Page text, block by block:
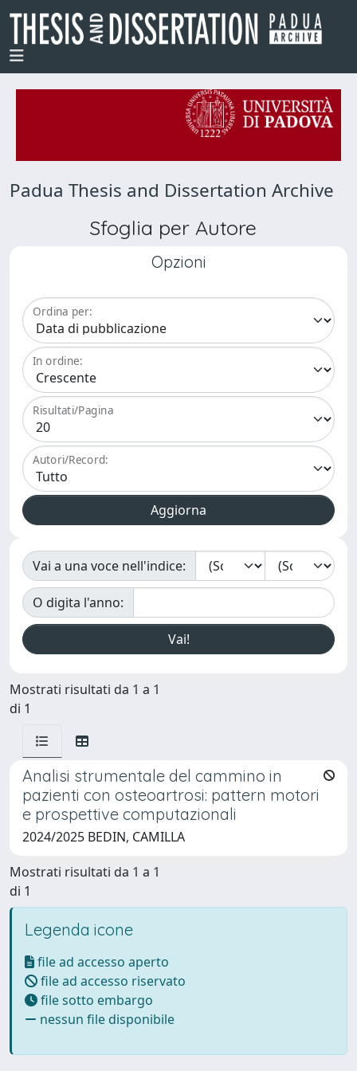
Padua Thesis and Dissertation Archive
Sfoglia per Autore
Opzioni
Ordina per:
In ordine:
Risultati/Pagina
Autori/Record:
Vai a una voce nell'indice:
O digita l'anno:
Mostrati risultati da 1 a 1
di 1
Analisi strumentale del cammino in
pazienti con osteoartrosi: pattern motori
e prospettive computazionali
2024/2025 BEDIN, CAMILLA
Mostrati risultati da 1 a 1
di 1
Legenda icone
file ad accesso aperto
file ad accesso riservato
file sotto embargo
nessun file disponibile